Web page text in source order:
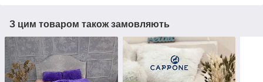
З цим товаром також замовляють